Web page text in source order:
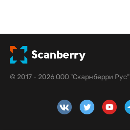
© 2017 - 2026 ООО "Скарнберри Рус"